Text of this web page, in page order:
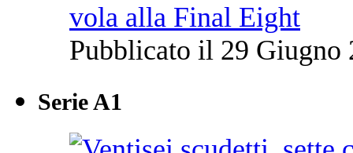
vola alla Final Eight
Pubblicato il 29 Giugno
Serie A1